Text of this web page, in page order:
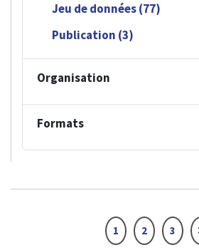
Jeu de données (77)
Publication (3)
Organisation
Formats
1 2 3